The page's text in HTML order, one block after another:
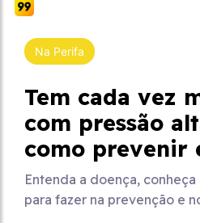
Na Perifa
Tem cada vez
com pressão
como prevenir
Entenda a doença, conheça
para fazer na prevenção e